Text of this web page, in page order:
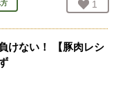
お気
1
けない！ 【豚肉レシ